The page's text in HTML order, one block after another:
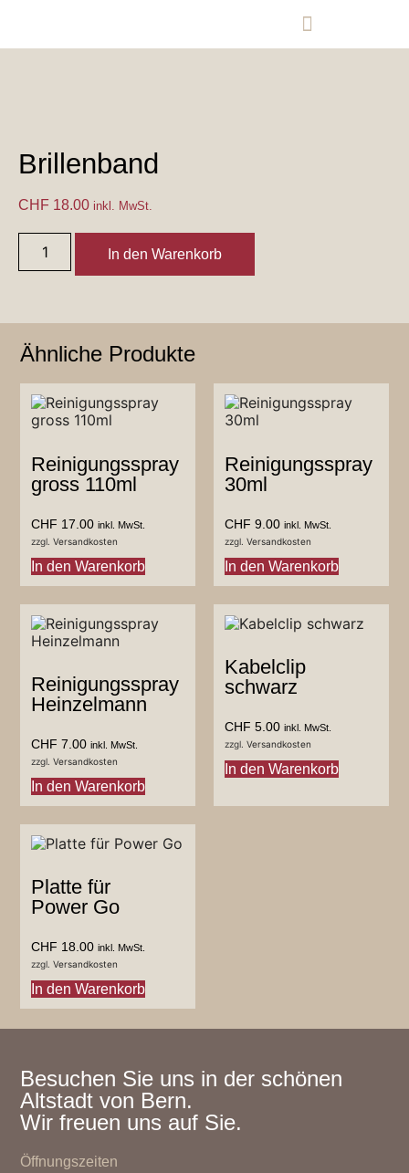
Brillenband
CHF 18.00 inkl. MwSt.
In den Warenkorb
Ähnliche Produkte
Reinigungsspray
gross 110ml
CHF 17.00 inkl. MwSt.
zzgl.Versandkosten
In den Warenkorb
Reinigungsspray
30ml
CHF 9.00 inkl. MwSt.
zzgl. Versandkosten
In den Warenkorb
Reinigungsspray
Heinzelmann
CHF 7.00 inkl. MwSt.
zzgl.Versandkosten
In den Warenkorb
Kabelclip
schwarz
CHF 5.00 inkl. MwSt.
zzgl. Versandkosten
In den Warenkorb
Platte für
Power Go
CHF 18.00 inkl. MwSt.
zzgl.Versandkosten
In den Warenkorb
Besuchen Sie uns in der schönen
Altstadt von Bern.
Wir freuen uns auf Sie.
Öffnungszeiten